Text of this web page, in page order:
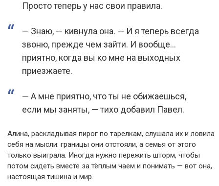
Просто теперь у нас свои правила.
— Знаю, — кивнула она. — И я теперь всегда
звоню, прежде чем зайти. И вообще…
приятно, когда вы ко мне на выходных
приезжаете.
— А мне приятно, что ты не обижаешься,
если мы заняты, — тихо добавил Павел.
Алина, раскладывая пирог по тарелкам, слушала их и ловила
себя на мысли: границы они отстояли, а семья от этого
только выиграла. Иногда нужно пережить шторм, чтобы
потом сидеть вместе за тёплым чаем и понимать — вот она,
настоящая тишина и мир.